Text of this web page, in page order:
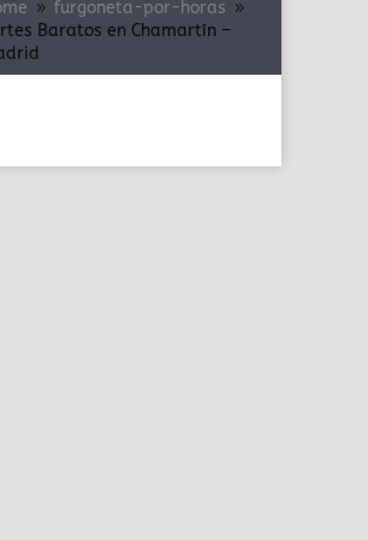
9 furgoneta-por-horas 9
Baratos en Chamartín –